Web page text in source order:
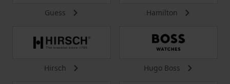
Guess Hamilton
Hirsch Hugo Boss